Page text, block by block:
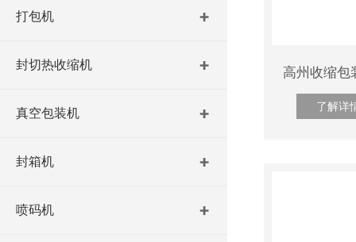
打包机
封切热收缩机
真空包装机
封箱机
喷码机
了解详